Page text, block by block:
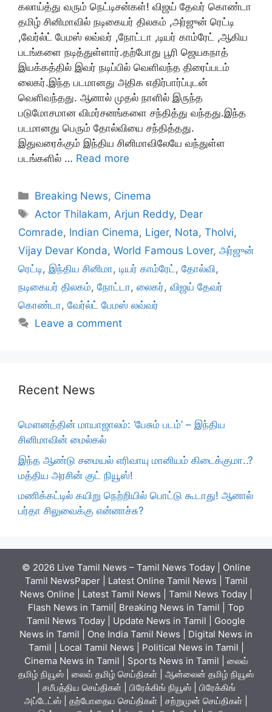
கலாய்த்து வரும் நெட்டிசன்கள்! விஜய் தேவர் கொண்டா
தமிழ் சினிமாவில் நடிகையர் திலகம் ,அர்ஜுன் ரெட்டி
,வேர்ல்ட் பேமஸ் லவ்வர் ,நோட்டா ,டியர் காம்ரேட் ,ஆகிய
படங்களை நடித்துள்ளார்.தற்போது பூரி ஜெயகநாத்
இயக்கத்தில் இவர் நடிப்பில் வெளிவந்த திரைப்படம்
லைகர்.இந்த படமானது அதிக எதிர்பார்ப்புடன்
வெளிவந்தது. ஆனால் முதல் நாளில் இருந்த
படுமோசமான விமர்சனங்களை சந்தித்து வந்தது.இந்த
படமானது பெரும் தோல்வியை சந்தித்தது.
இதுவரைக்கும் இந்திய சினிமாவிலேயே வந்துள்ள
படங்களில் … Read more
Categories
Breaking News, Cinema
Tags
Actor Thilakam,Arjun Reddy, Dear
Comrade, Indian Cinema, Liger, Nota, Tholvi,
Vijay Devar Konda, World Famous Lover, அர்ஜுன்
ரெட்டி, இந்திய சினிமா, டியர் காம்ரேட், தோல்வி,
நடிகையர் திலகம், நோட்டா, லைகர், விஜய் தேவர்
கொண்டா, வேர்ல்ட் பேமஸ் லவ்வர்
Leave a comment
Recent News
மௌனத்தின் மாயாஜாலம்: ‘பேசும் படம்’ – இந்திய
சினிமாவின் மைல்கல்
இந்த ஆண்டு சமையல் எரிவாயு மானியம் கிடைக்குமா..?
மத்திய அரசின் குட் நியூஸ்!
மணிக்கட்டில் கயிறு நெற்றியில் பொட்டு கூடாது! ஆனால்
பர்தா சிலுவைக்கு என்னாச்சு?
© 2026 Live Tamil News – Tamil News Today | Online
Tamil NewsPaper | Latest Online Tamil News | Tamil
News Online | Latest Tamil News | Tamil News Today |
Flash News in Tamil| Breaking News in Tamil | Top
Tamil News Today | Update News in Tamil | Google
News in Tamil | One India Tamil News | Digital News in
Tamil | Local Tamil News | Political News in Tamil |
Cinema News in Tamil | Sports News in Tamil | லைவ்
தமிழ் நியூஸ் | லைவ் தமிழ் செய்திகள் | ஆன்லைன் தமிழ் நியூஸ்
| சமீபத்திய செய்திகள் | பிரேக்கிங் நியூஸ் | பிரேக்கிங்
அப்டேட்ஸ் | தற்போதைய செய்திகள் | சற்றுமுன் செய்திகள் |